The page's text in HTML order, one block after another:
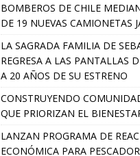
BOMBEROS DE CHILE
DE 19 NUEVAS CAMIONETAS
LA SAGRADA FAMILIA DE
REGRESA A LAS PANTALLAS
A 20 AÑOS DE SU ESTRENO
CONSTRUYENDO
QUE PRIORIZAN EL
LANZAN PROGRAMA DE
ECONÓMICA PARA